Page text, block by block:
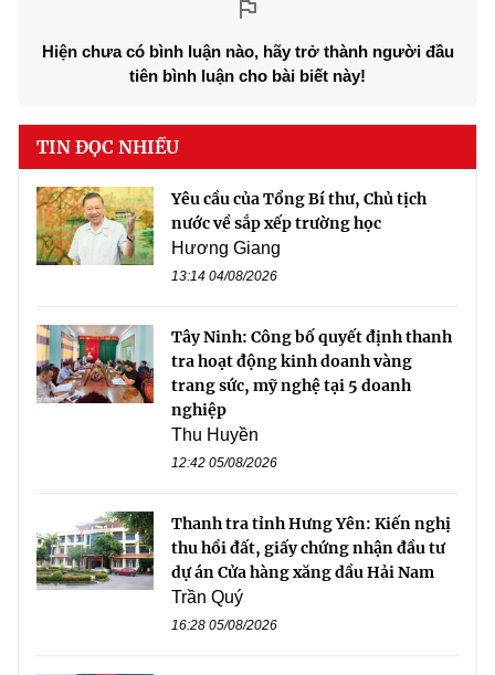
Hiện chưa có bình luận nào, hãy trở thành người đầu
tiên bình luận cho bài biết này!
TIN ĐỌC NHIỀU
Yêu cầu của Tổng Bí thư, Chủ tịch
nước về sắp xếp trường học
Hương Giang
13:14 04/08/2026
Tây Ninh: Công bố quyết định thanh
tra hoạt động kinh doanh vàng
trang sức, mỹ nghệ tại 5 doanh
nghiệp
Thu Huyền
12:42 05/08/2026
Thanh tra tỉnh Hưng Yên: Kiến nghị
thu hồi đất, giấy chứng nhận đầu tư
dự án Cửa hàng xăng dầu Hải Nam
Trần Quý
16:28 05/08/2026